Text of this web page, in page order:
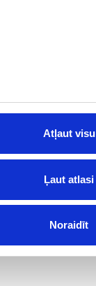
Atļaut visu
Ļaut atlasi
Noraidīt